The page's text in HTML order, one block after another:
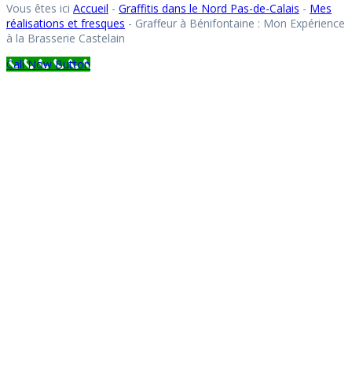
Vous êtes ici Accueil - Graffitis dans le Nord Pas-de-Calais - Mes
réalisations et fresques - Graffeur à Bénifontaine : Mon Expérience
à la Brasserie Castelain
Call Now Button